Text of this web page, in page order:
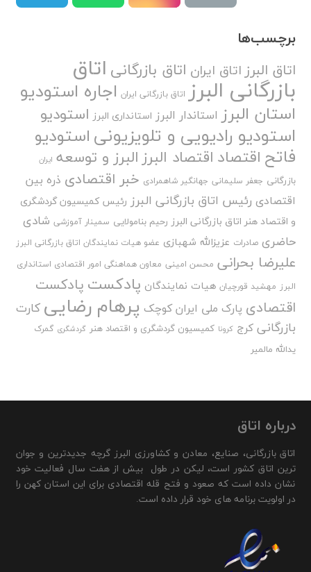
برچسب‌ها
اتاق البرز اتاق ایران اتاق بازرگانی اتاق
بازرگانی البرز اتاق بازرگانی ایران اجاره استودیو
استان البرز استاندار البرز استانداری البرز استودیو
استودیو رادیویی و تلویزیونیاستودیو
فاتح اقتصاد اقتصاد البرزالبرز و توسعه ایران
بازرگانی جعفر سلیمانی جهانگیر شاهمرادی خبر اقتصادی ذره بین
اقتصادی رئیس اتاق بازرگانی البرز رئیس کمیسیون گردشگری
و اقتصاد هنر اتاق بازرگانی البرز رحیم بنامولایی سمینار آموزشی شادی
حاضری صادرات عزیزالله شهبازی عضو هیات نمایندگان اتاق بازرگانی البرز
علیرضا بحرانی محسن امینی معاون هماهنگی امور اقتصادی استانداری
البرز مهشید قورچیان هیات نمایندگان پادکست پادکست
اقتصادی پارک ملی ایران کوچک پرهام رضایی کارت
بازرگانی کرج کرونا کمیسیون گردشگری و اقتصاد هنر گردشگری گمرک
یدالله مالمیر
درباره اتاق
اتاق بازرگانی، صنایع، معادن و کشاورزی البرز گرچه جدیدترین و جوان
ترین اتاق کشور است، لیکن در طول بیش از هفت سال فعالیت خود
نشان داده است که صعود و فتح قله اقتصادی برای این استان کهن را
در اولویت برنامه های خود قرار داده است.